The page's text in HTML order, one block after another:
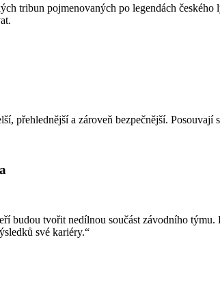
tribun pojmenovaných po legendách
přehlednější a zároveň bezpečnější.
budou tvořit nedílnou součást závodního týmu.
své kariéry.“